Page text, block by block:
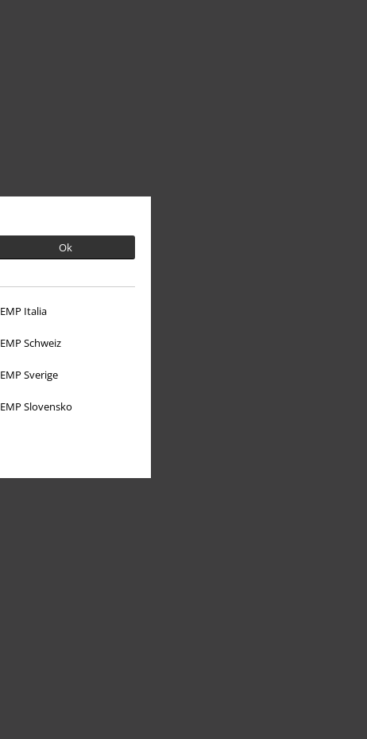
Ok
EMP Italia
EMP Schweiz
EMP Sverige
EMP Slovensko